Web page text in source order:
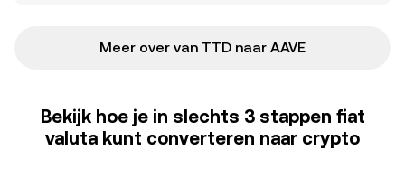
Meer over van TTD naar AAVE
Bekijk hoe je in slechts 3 stappen fiat
valuta kunt converteren naar crypto